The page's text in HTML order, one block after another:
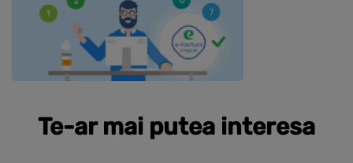
Te-ar mai putea interesa